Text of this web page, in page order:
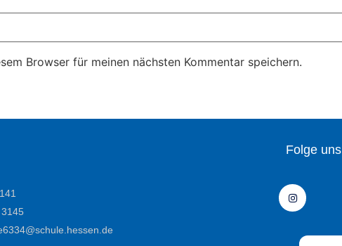
Browser für meinen nächsten Kommentar speichern.
Folge uns